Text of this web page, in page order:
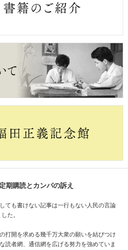
期購読とカンパの訴え
ても書けない記事は一行もない人民の言論
た。
打開を求める幾千万大衆の願いを結びつけ
読者網、通信網を広げる努力を強めていま